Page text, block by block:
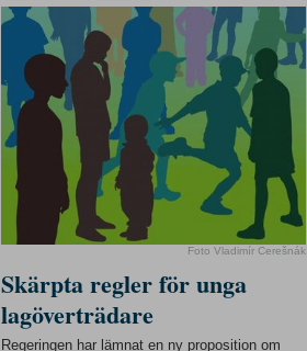
Foto Vladimír Cerešnák
Skärpta regler för unga
lagöverträdare
Regeringen har lämnat en ny proposition om